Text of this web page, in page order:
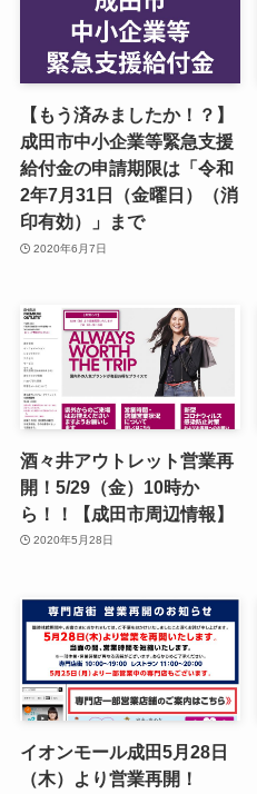
【もう済みましたか！？】
成田市中小企業等緊急支援
給付金の申請期限は「令和
2年7月31日（金曜日）（消
印有効）」まで
2020年6月7日
酒々井アウトレット営業再
開！5/29（金）10時か
ら！！【成田市周辺情報】
2020年5月28日
イオンモール成田5月28日
（木）より営業再開！